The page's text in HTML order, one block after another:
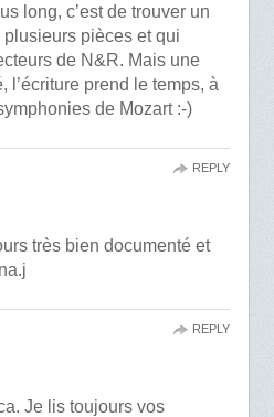
long, c’est de trouver un
pièces et qui
de N&R. Mais une
l’écriture prend le temps, à
de Mozart :-)
très bien documenté et
REPLY
Je lis toujours vos
REPLY